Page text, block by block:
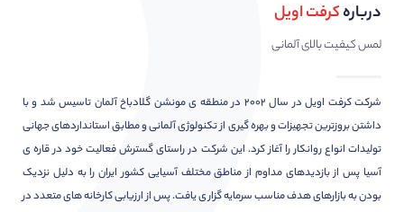
دربارهکرفت اویل
لمس کیفیت بالای آلمانی
شرکت کرفت اویل در سال ۲۰۰۲ در منطقه ی مونشن گلادباخ آلمان تاسیس شد و با
داشتن بروزترین تجهیزات و بهره گیری از تکنولوژی آلمانی و مطابق استانداردهای جهانی
تولیدات انواع روانکار را آغاز کرد. این شرکت در راستای گسترش فعالیت خود در قاره ی
آسیا پس از بازدیدهای مداوم از مناطق مختلف آسیایی کشور ایران را به دلیل نزدیک
بودن به بازارهای هدف مناسب سرمایه گزاری یافت. پس از ارزیابی کارخانه های متعدد در